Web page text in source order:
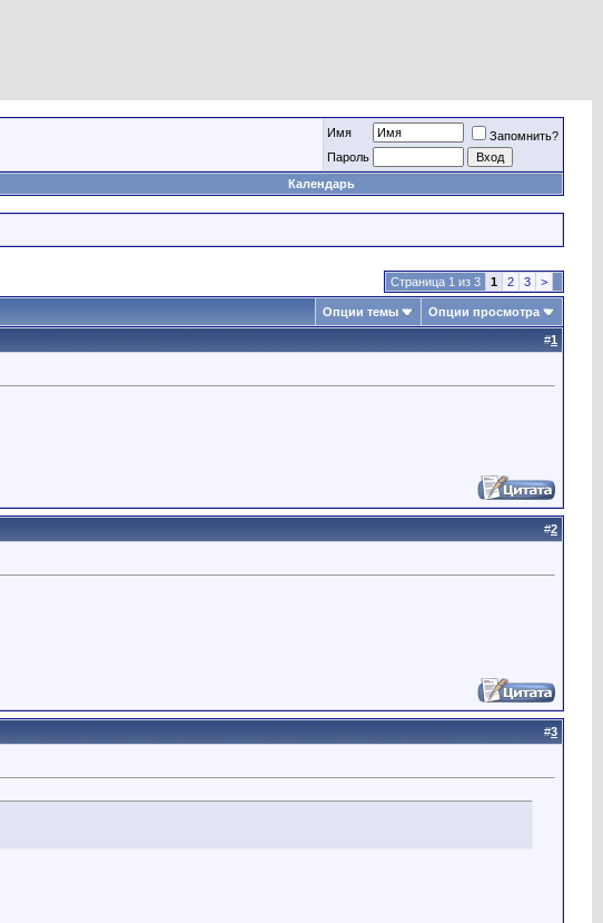
Имя
Запомнить?
Пароль
Календарь
Страница 1 из 3 1 2 3 >
Опции темы Опции просмотра
#1
#2
#3